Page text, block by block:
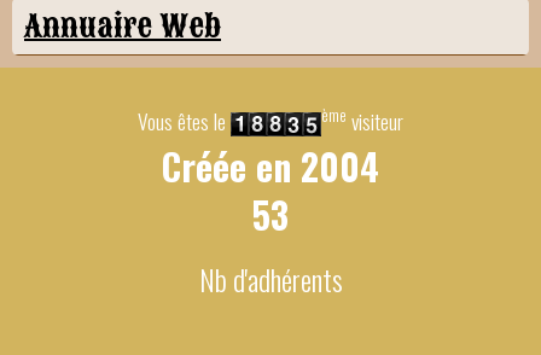
Annuaire Web
Vous êtes le ème visiteur
Créée en 2004
53
Nb d'adhérents